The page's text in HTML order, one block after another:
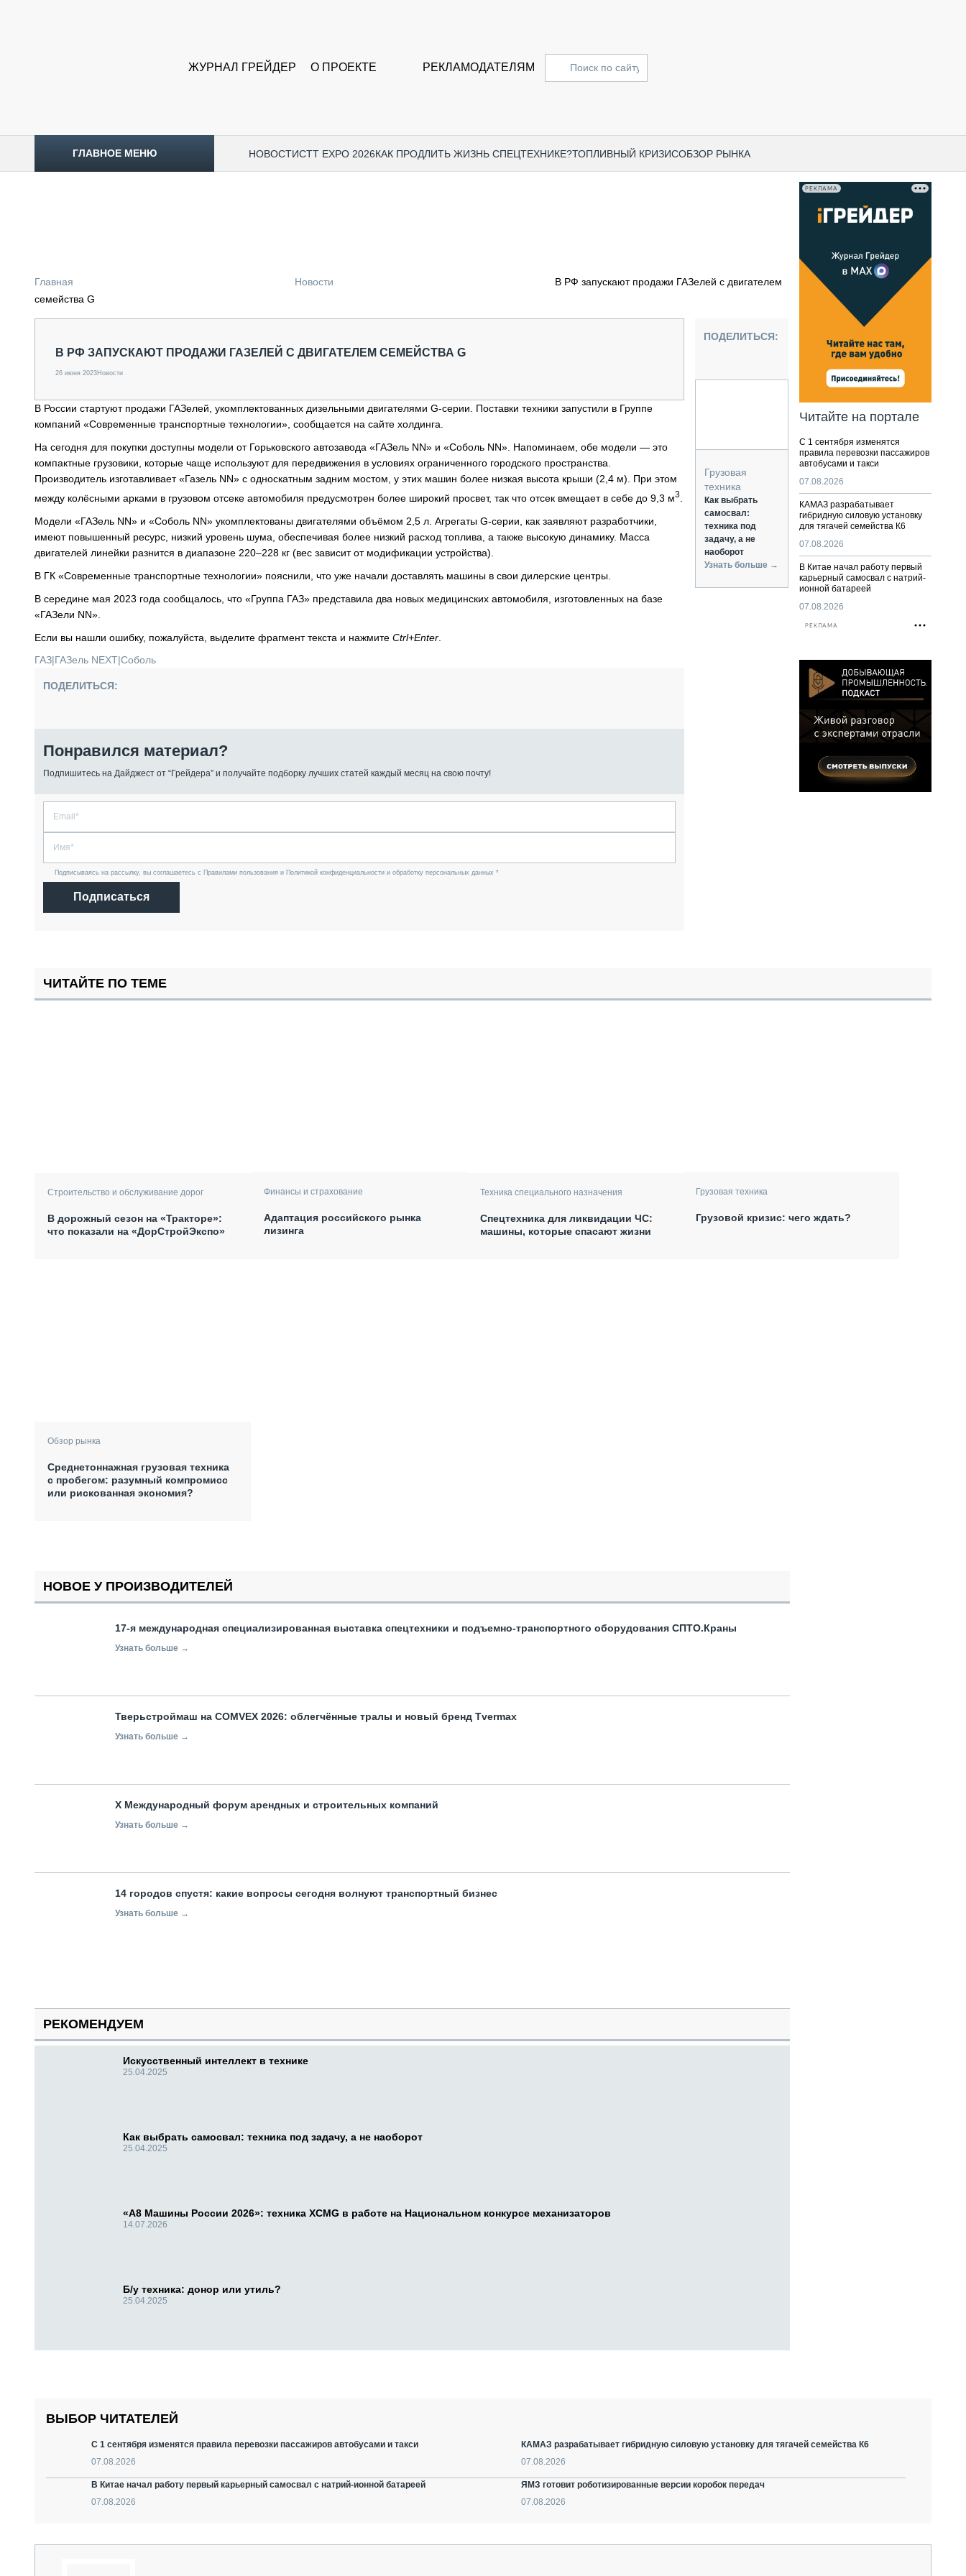
ЖУРНАЛ ГРЕЙДЕР О ПРОЕКТЕ РЕКЛАМОДАТЕЛЯМ
ГЛАВНОЕ МЕНЮ НОВОСТИCTT EXPO 2026КАК ПРОДЛИТЬ ЖИЗНЬ СПЕЦТЕХНИКЕ?ТОПЛИВНЫЙ КРИЗИСОБЗОР РЫНКА
ОБЗОР РЫНКА
ГРУЗОПЕРЕВОЗКИ
ИСПЫТАТЕЛИ
ТЕХНОЛОГИИ
ДОРОЖНАЯ ИНДУСТРИЯ
СЕРВИСМЕНЫ
БЛИЖАЙШИЕ МЕРОПРИЯТИЯ
ПОДЪЁМНАЯ ТЕХНИКА
ПАССАЖИРСКИЙ ТРАНСПОРТ
КАРЬЕРНАЯ ТЕХНИКА
АВТОМАТИЗАЦИЯ И ТЕХНОЛОГИИ
Главная Новости
В РФ запускают продажи ГАЗелей с двигателем
семейства G
В РФ ЗАПУСКАЮТ ПРОДАЖИ ГАЗЕЛЕЙ С ДВИГАТЕЛЕМ СЕМЕЙСТВА G
26 июня 2023Новости
В России стартуют продажи ГАЗелей, укомплектованных дизельными двигателями G-серии. Поставки техники запустили в Группе
компаний «Современные транспортные технологии», сообщается на сайте холдинга.
На сегодня для покупки доступны модели от Горьковского автозавода «ГАЗель NN» и «Соболь NN». Напоминаем, обе модели — это
компактные грузовики, которые чаще используют для передвижения в условиях ограниченного городского пространства.
Производитель изготавливает «Газель NN» с односкатным задним мостом, у этих машин более низкая высота крыши (2,4 м). При этом
между колёсными арками в грузовом отсеке автомобиля предусмотрен более широкий просвет, так что отсек вмещает в себе до 9,3 м3
Модели «ГАЗель NN» и «Соболь NN» укомплектованы двигателями объёмом 2,5 л. Агрегаты G-серии, как заявляют разработчики,
имеют повышенный ресурс, низкий уровень шума, обеспечивая более низкий расход топлива, а также высокую динамику. Масса
двигателей линейки разнится в диапазоне 220–228 кг (вес зависит от модификации устройства).
В ГК «Современные транспортные технологии» пояснили, что уже начали доставлять машины в свои дилерские центры.
В середине мая 2023 года сообщалось, что «Группа ГАЗ» представила два новых медицинских автомобиля, изготовленных на базе
«ГАЗели NN».
Если вы нашли ошибку, пожалуйста, выделите фрагмент текста и нажмите Ctrl+Enter
ГАЗ|ГАЗель NEXT|Соболь
ПОДЕЛИТЬСЯ:
Понравился материал?
Подпишитесь на Дайджест от “Грейдера” и получайте подборку лучших статей каждый месяц на свою почту!
Подписываясь на рассылку, вы соглашаетесь с Правилами пользования и Политикой конфиденциальности и обработку персональных данных *
Подписаться
ПОДЕЛИТЬСЯ:
Грузовая
техника
Как выбрать
самосвал:
техника под
задачу, а не
наоборот
Узнать больше →
РЕКЛАМА
Читайте на портале
С 1 сентября изменятся
правила перевозки пассажиров
автобусами и такси
07.08.2026
КАМАЗ разрабатывает
гибридную силовую установку
для тягачей семейства К6
07.08.2026
В Китае начал работу первый
карьерный самосвал с натрий-
ионной батареей
07.08.2026
РЕКЛАМА
ЧИТАЙТЕ ПО ТЕМЕ
Строительство и обслуживание дорог
В дорожный сезон на «Тракторе»:
что показали на «ДорСтройЭкспо»
Финансы и страхование
Адаптация российского рынка
лизинга
Техника специального назначения
Спецтехника для ликвидации ЧС:
машины, которые спасают жизни
Грузовая техника
Грузовой кризис: чего ждать?
Обзор рынка
Среднетоннажная грузовая техника
с пробегом: разумный компромисс
или рискованная экономия?
НОВОЕ У ПРОИЗВОДИТЕЛЕЙ
17-я международная специализированная выставка спецтехники и подъемно-транспортного оборудования СПТО.Краны
Узнать больше →
Тверьстроймаш на COMVEX 2026: облегчённые тралы и новый бренд Tvermax
Узнать больше →
X Международный форум арендных и строительных компаний
Узнать больше →
14 городов спустя: какие вопросы сегодня волнуют транспортный бизнес
Узнать больше →
РЕКОМЕНДУЕМ
Искусственный интеллект в технике
25.04.2025
Как выбрать самосвал: техника под задачу, а не наоборот
25.04.2025
«А8 Машины России 2026»: техника XCMG в работе на Национальном конкурсе механизаторов
14.07.2026
Б/у техника: донор или утиль?
25.04.2025
ВЫБОР ЧИТАТЕЛЕЙ
С 1 сентября изменятся правила перевозки пассажиров автобусами и такси
07.08.2026
КАМАЗ разрабатывает гибридную силовую установку для тягачей семейства К6
07.08.2026
В Китае начал работу первый карьерный самосвал с натрий-ионной батареей
07.08.2026
ЯМЗ готовит роботизированные версии коробок передач
07.08.2026